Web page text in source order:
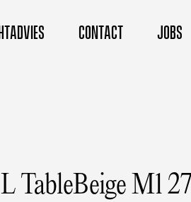
CONTACT JOBS
TableBeige M1